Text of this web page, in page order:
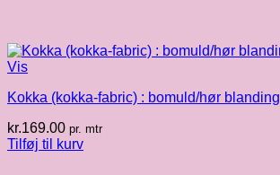
Vis
Kokka (kokka-fabric) : bomuld/hør blanding
kr.169.00 pr. mtr
Tilføj til kurv